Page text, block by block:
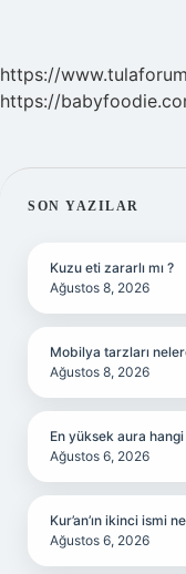
https://
https://
SON YAZILAR
Kuzu eti zararlı mı ?
Ağustos 8, 2026
Mobilya tarzları
Ağustos 8, 2026
En yüksek aura
Ağustos 6, 2026
Kur’an’ın ikinci ismi
Ağustos 6, 2026